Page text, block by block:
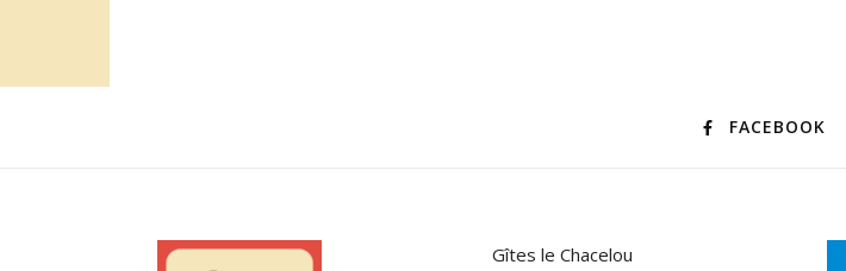
FACEBOOK
Gîtes le Chacelou